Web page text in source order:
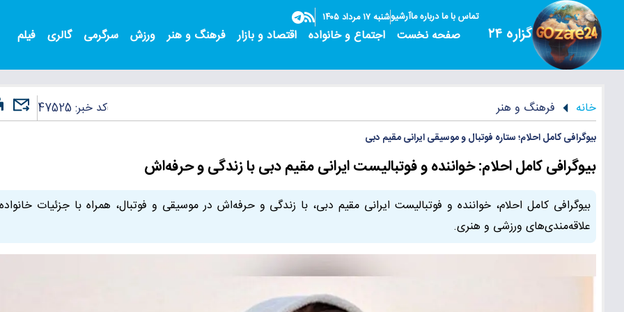
گزاره ۲۴
تماس با مادرباره ماآرشیوشنبه ۱۷ مرداد ۱۴۰۵
صفحه نخست اجتماع و خانواده اقتصاد و بازار فرهنگ و هنر ورزش سرگرمی گالری فیلم
خانه فرهنگ و هنر کد خبر:47525
بیوگرافی کامل احلام؛ ستاره فوتبال و موسیقی ایرانی مقیم دبی
بیوگرافی کامل احلام: خواننده و فوتبالیست ایرانی مقیم دبی با زندگی و حرفه‌اش
بیوگرافی کامل احلام، خواننده و فوتبالیست ایرانی مقیم دبی، با زندگی و حرفه‌اش در موسیقی و فوتبال، همراه با جزئیات
علاقه‌مندی‌های ورزشی و هنری.